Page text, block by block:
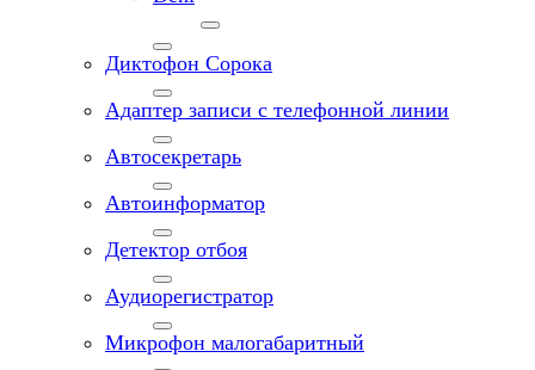
Диктофон Сорока
Адаптер записи с телефонной линии
Автосекретарь
Автоинформатор
Детектор отбоя
Аудиорегистратор
Микрофон малогабаритный